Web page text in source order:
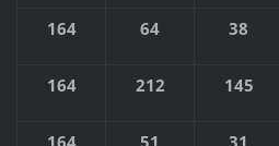
164 64 38
164 212 145